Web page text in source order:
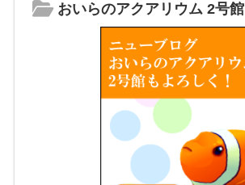
おいらのアクアリウム 2号館